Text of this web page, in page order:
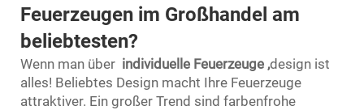
Feuerzeugen im Großhandel am
beliebtesten?
Wenn man über individuelle Feuerzeuge ,design ist
alles! Beliebtes Design macht Ihre Feuerzeuge
attraktiver. Ein großer Trend sind farbenfrohe